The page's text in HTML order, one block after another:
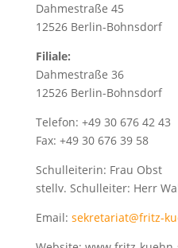
Dahmestraße 45
12526 Berlin-Bohnsdorf
Filiale:
Dahmestraße 36
12526 Berlin-Bohnsdorf
Telefon: +49 30 676 42 43
Fax: +49 30 676 39 58
Schulleiterin: Frau Obst
stellv. Schulleiter: Herr
Email: sekretariat@fritz-